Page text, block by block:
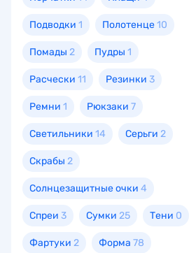
Подводки 1 Полотенце10
Помады 2 Пудры 1
Расчески 11 Резинки 3
Ремни 1 Рюкзаки 7
Светильники 14 Серьги 2
Скрабы 2
Солнцезащитные очки 4
Спреи 3 Сумки 25 Тени 0
Фартуки 2 Форма 78